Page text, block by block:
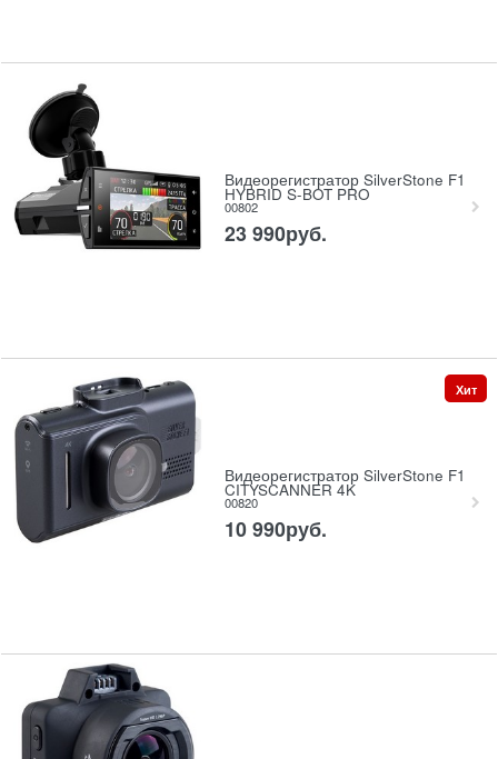
Видеорегистратор SilverStone F1
HYBRID S-BOT PRO
00802
23 990руб.
Видеорегистратор SilverStone F1
CITYSCANNER 4K
00820
10 990руб.
Хит